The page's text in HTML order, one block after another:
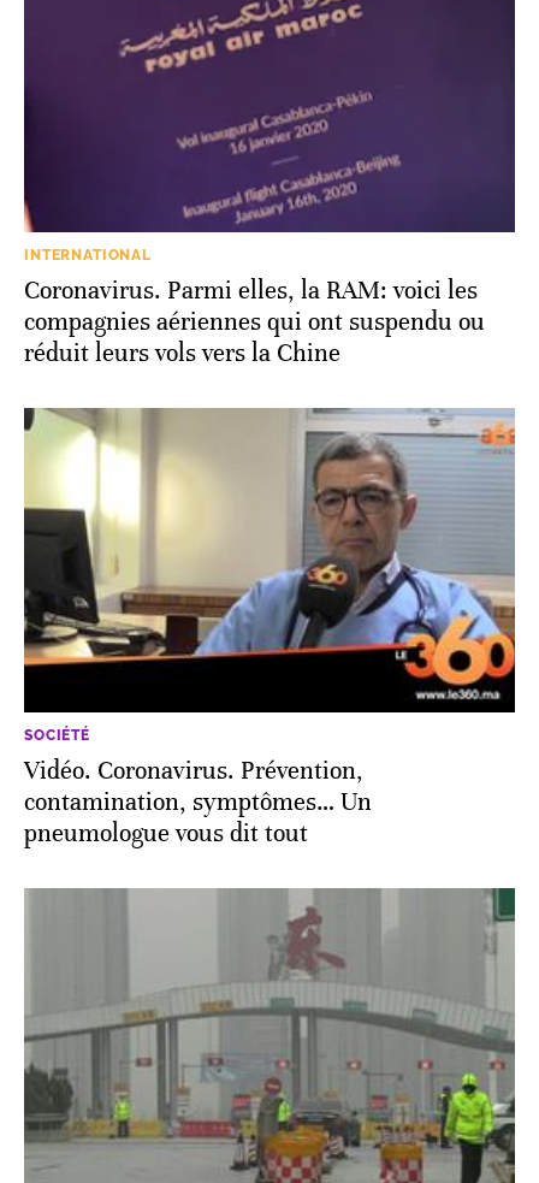
INTERNATIONAL
Coronavirus. Parmi elles, la RAM: voici les
compagnies aériennes qui ont suspendu ou
réduit leurs vols vers la Chine
SOCIÉTÉ
Vidéo. Coronavirus. Prévention,
contamination, symptômes… Un
pneumologue vous dit tout